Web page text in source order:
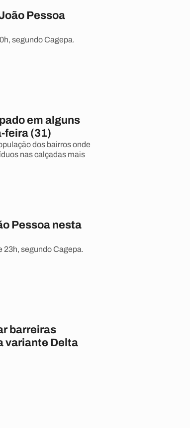
Pessoa
segundo Cagepa.
em alguns
feira (31)
dos bairros onde
nas calçadas mais
Pessoa nesta
23h, segundo Cagepa.
barreiras
variante Delta